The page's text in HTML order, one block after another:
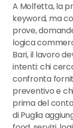
A Molfetta, la
keyword, ma
prove,
logica
Bari, il lavoro
intenti: chi
confronta
preventivo e
prima del
di Puglia